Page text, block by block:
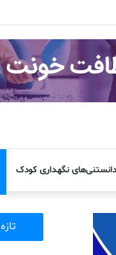
دانستنی‌های نگهداری کودک
تازه